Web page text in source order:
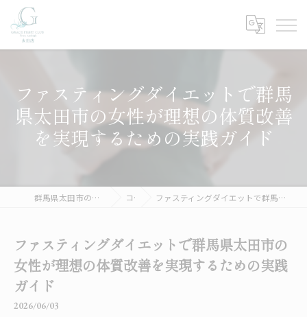
ファスティングダイエットで群馬
県太田市の女性が理想の体質改善
を実現するための実践ガイド
群馬県太田市のジムならGRACE FIGHT CLUB 太田 コラム ファスティングダイエットで群馬県太田市の女性が理想の体質改善を実現するための実践ガイド
ファスティングダイエットで群馬県太田市の
女性が理想の体質改善を実現するための実践
ガイド
2026/06/03